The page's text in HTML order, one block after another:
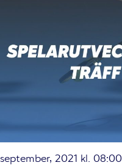
2021 kl. 08:00